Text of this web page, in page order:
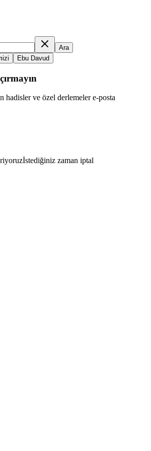
Ara
Ebu Davud
hadisler ve özel derlemeler e-posta
İstediğiniz zaman iptal